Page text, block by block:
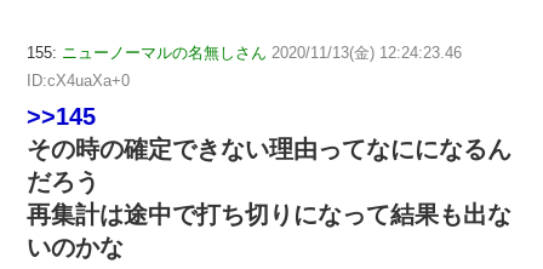
155: ニューノーマルの名無しさん 2020/11/13(金) 12:24:23.46
ID:cX4uaXa+0
>>145
その時の確定できない理由ってなにになるん
だろう
再集計は途中で打ち切りになって結果も出な
いのかな